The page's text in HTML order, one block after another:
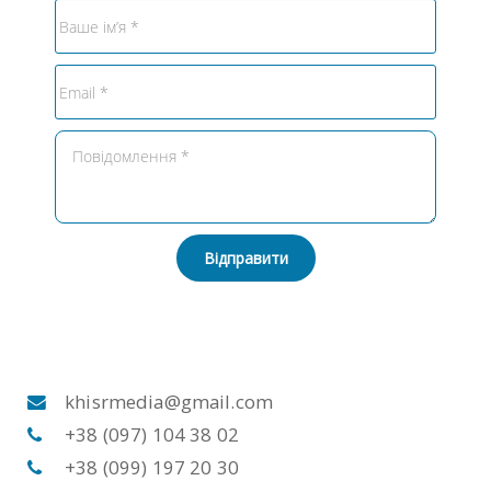
Відправити
khisrmedia@gmail.com
+38 (097) 104 38 02
+38 (099) 197 20 30